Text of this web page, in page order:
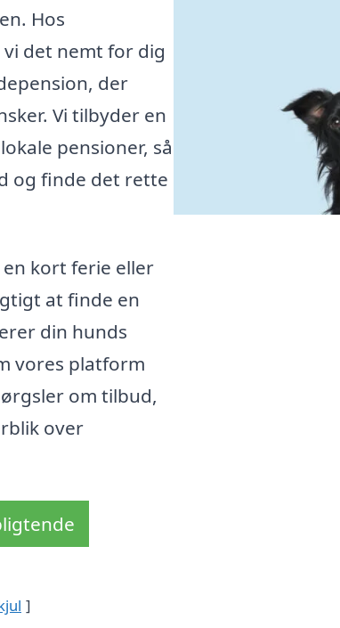
Hos
det nemt for dig
der
Vi tilbyder en
pensioner, så
og finde det rette
kort ferie eller
at finde en
din hunds
vores platform
om tilbud,
over